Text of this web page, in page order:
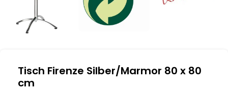
Tisch Firenze Silber/Marmor 80 x 80
cm